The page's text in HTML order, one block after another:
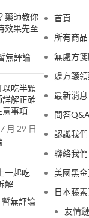
藥師教你
效果先至
無評論
吃半顆
解正確
事項
月 29 日
一起吃
解
暫無評論
首頁
所有商品
無處方
處方箋
最新消息
問答Q&A
認識我們
聯絡我們
美國黑
日本藤
友情